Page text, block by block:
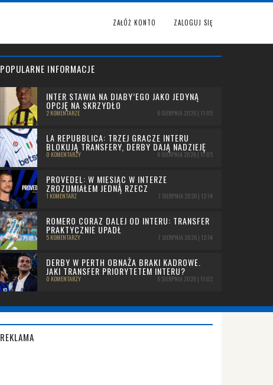
ZAŁÓŻ KONTO ZALOGUJ SIĘ
POPULARNE INFORMACJE
INTER STAWIA NA DIABY’EGO JAKO JEDYNĄ
OPCJĘ NA SKRZYDŁO
2 KOMENTARZE 6 SIERPNIA 2026 | 11:05
LA REPUBBLICA: TRZEJ GRACZE INTERU
BLOKUJĄ TRANSFERY, DERBY DAJĄ NADZIEJĘ
0 KOMENTARZY 6 SIERPNIA 2026 | 11:05
PROVEDEL: W MIESIĄC W INTERZE
ZROZUMIAŁEM JEDNĄ RZECZ
1 KOMENTARZ 7 SIERPNIA 2026 | 12:14
ROMERO CORAZ DALEJ OD INTERU: TRANSFER
PRAKTYCZNIE UPADŁ
5 KOMENTARZY 7 SIERPNIA 2026 | 12:14
DERBY W PERTH OBNAŻA BRAKI KADROWE.
JAKI TRANSFER PRIORYTETEM INTERU?
0 KOMENTARZY 6 SIERPNIA 2026 | 11:02
REKLAMA